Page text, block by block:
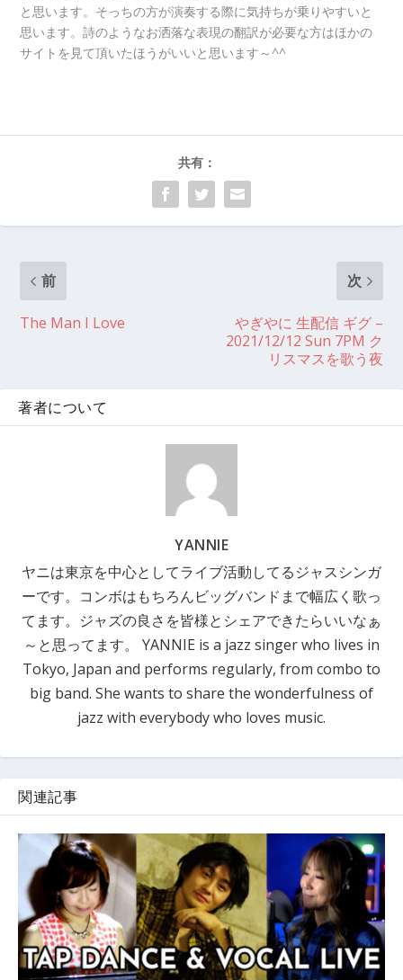
と思います。そっちの方が演奏する際に気持ちが乗りやすいと
思います。詩のようなお洒落な表現の翻訳が必要な方はほかの
サイトを見て頂いたほうがいいと思います～^^
共有：
前
The Man I Love
次
やぎやに 生配信 ギグ –
2021/12/12 Sun 7PM ク
リスマスを歌う夜
著者について
YANNIE
ヤニは東京を中心としてライブ活動してるジャスシンガ
ーです。コンボはもちろんビッグバンドまで幅広く歌っ
てます。ジャズの良さを皆様とシェアできたらいいなぁ
～と思ってます。 YANNIE is a jazz singer who lives in
Tokyo, Japan and performs regularly, from combo to
big band. She wants to share the wonderfulness of
jazz with everybody who loves music.
関連記事